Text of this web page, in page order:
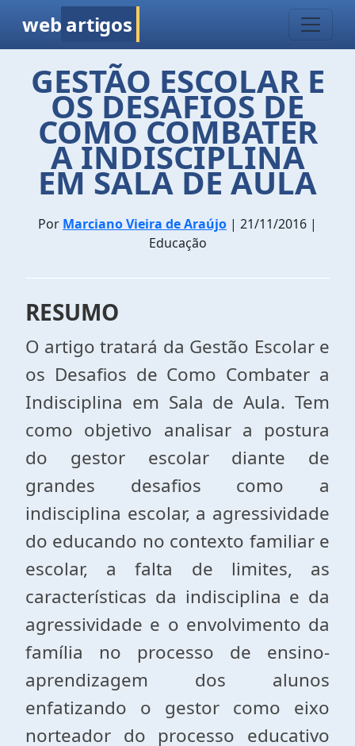
web artigos
GESTÃO ESCOLAR E
OS DESAFIOS DE
COMO COMBATER
A INDISCIPLINA
EM SALA DE AULA
Por Marciano Vieira de Araújo | 21/11/2016 |
Educação
RESUMO
O artigo tratará da Gestão Escolar e
os Desafios de Como Combater a
Indisciplina em Sala de Aula. Tem
como objetivo analisar a postura
do gestor escolar diante de
grandes desafios como a
indisciplina escolar, a agressividade
do educando no contexto familiar e
escolar, a falta de limites, as
características da indisciplina e da
agressividade e o envolvimento da
família no processo de ensino-
aprendizagem dos alunos
enfatizando o gestor como eixo
norteador do processo educativo